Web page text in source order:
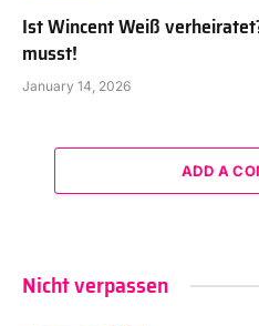
Ist Wincent Weiß
musst!
January 14, 2026
ADD A
Nicht verpassen